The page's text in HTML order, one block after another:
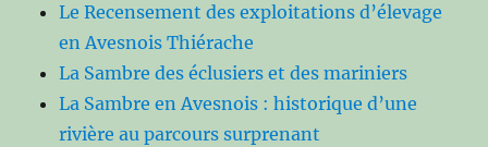
Le Recensement des exploitations d’élevage
en Avesnois Thiérache
La Sambre des éclusiers et des mariniers
La Sambre en Avesnois : historique d’une
rivière au parcours surprenant